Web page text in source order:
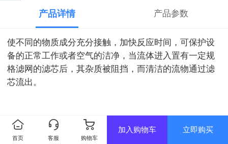
产品详情 产品参数
使不同的物质成分充分接触，加快反应时间，可保护设
备的正常工作或者空气的洁净，当流体进入置有一定规
格滤网的滤芯后，其杂质被阻挡，而清洁的流物通过滤
芯流出。
首页 客服 购物车
加入购物车 立即购买